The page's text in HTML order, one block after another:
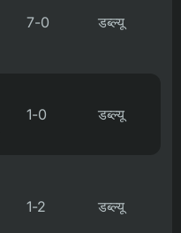
7-0 डब्ल्यू
1-0 डब्ल्यू
1-2 डब्ल्यू